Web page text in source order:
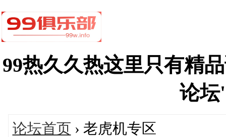
99热久久热这里只有精
论坛
论坛首页 › 老虎机专区